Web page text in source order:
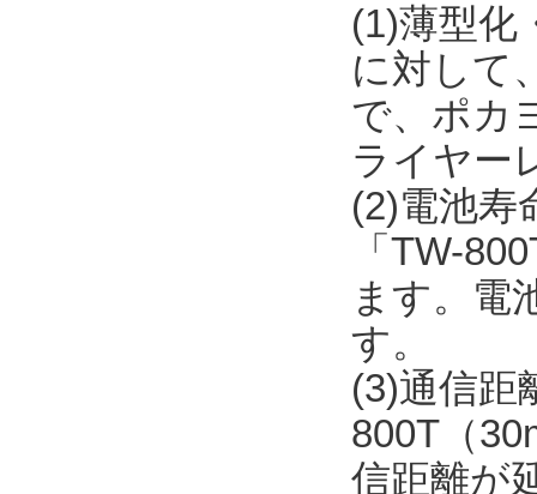
(1)薄型化
に対して
で、ポカ
ライヤー
(2)電池寿
「TW-
ます。電
す。
(3)通信距
800T（
信距離が